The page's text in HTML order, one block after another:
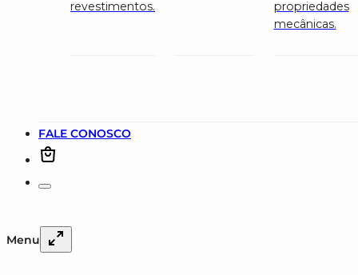
revestimentos.
propriedades
mecânicas.
FALE CONOSCO
Menu